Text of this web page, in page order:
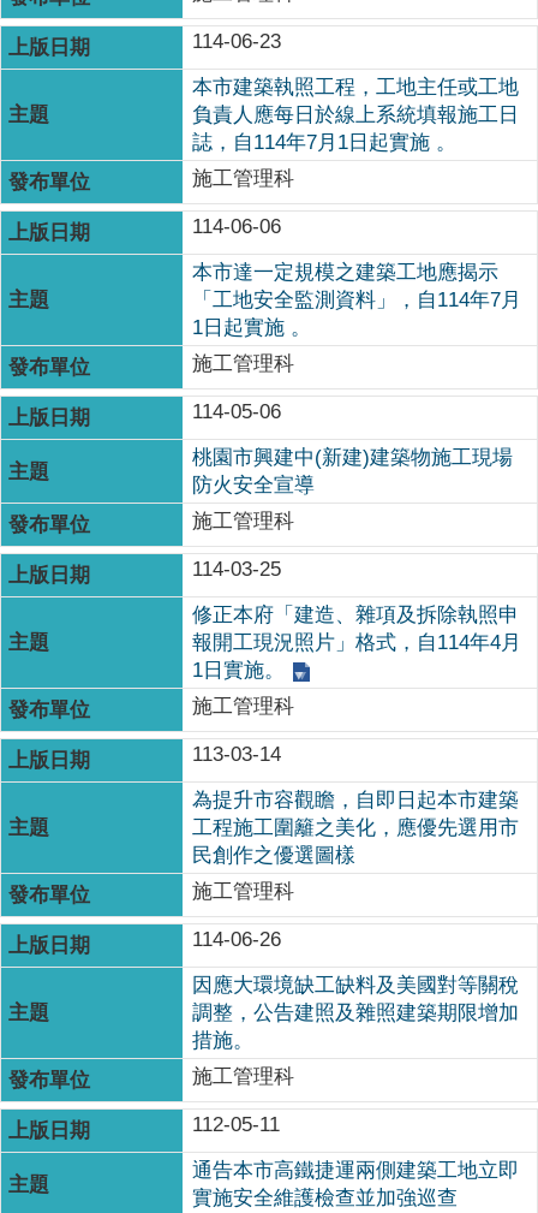
114-06-23
本市建築執照工程，工地主任或工地
負責人應每日於線上系統填報施工日
誌，自114年7月1日起實施 。
施工管理科
114-06-06
本市達一定規模之建築工地應揭示
「工地安全監測資料」，自114年7月
1日起實施 。
施工管理科
114-05-06
桃園市興建中(新建)建築物施工現場
防火安全宣導
施工管理科
114-03-25
修正本府「建造、雜項及拆除執照申
報開工現況照片」格式，自114年4月
1日實施。
施工管理科
113-03-14
為提升市容觀瞻，自即日起本市建築
工程施工圍籬之美化，應優先選用市
民創作之優選圖樣
施工管理科
114-06-26
因應大環境缺工缺料及美國對等關稅
調整，公告建照及雜照建築期限增加
措施。
施工管理科
112-05-11
通告本市高鐵捷運兩側建築工地立即
實施安全維護檢查並加強巡查